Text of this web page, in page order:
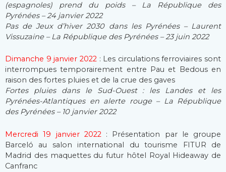
(espagnoles) prend du poids – La République des
Pyrénées – 24 janvier 2022
Pas de Jeux d’hiver 2030 dans les Pyrénées – Laurent
Vissuzaine – La République des Pyrénées – 23 juin 2022
Dimanche 9 janvier 2022: Les circulations ferroviaires sont
interrompues temporairement entre Pau et Bedous en
raison des fortes pluies et de la crue des gaves
Fortes pluies dans le Sud-Ouest : les Landes et les
Pyrénées-Atlantiques en alerte rouge – La République
des Pyrénées – 10 janvier 2022
Mercredi 19 janvier 2022: Présentation par le groupe
Barceló au salon international du tourisme FITUR de
Madrid des maquettes du futur hôtel Royal Hideaway de
Canfranc